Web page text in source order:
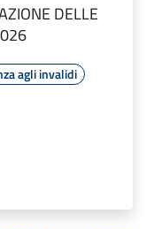
DELLE
agli invalidi